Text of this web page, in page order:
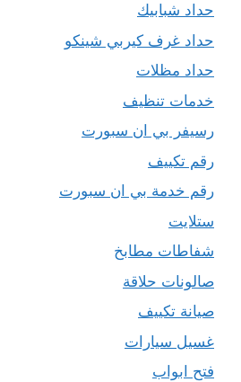
حداد شبابيك
حداد غرف كيربي شينكو
حداد مظلات
خدمات تنظيف
رسيفر بي ان سبورت
رقم تكييف
رقم خدمة بي ان سبورت
ستلايت
شفاطات مطابخ
صالونات حلاقة
صيانة تكييف
غسيل سيارات
فتح ابواب